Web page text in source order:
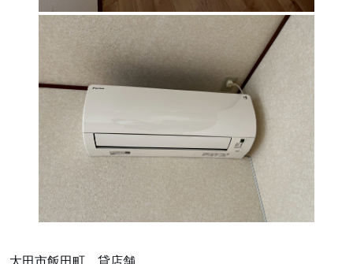
太田市飯田町 貸店舗